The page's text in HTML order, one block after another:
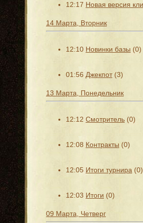
12:17 Новая версия
14 Марта, Вторник
12:10 Новинки базы (0)
01:56 Джекпот (3)
13 Марта, Понедельник
12:12 Смотритель (0)
12:08 Контракты (0)
12:05 Итоги турнира (0)
12:03 Итоги (0)
09 Марта, Четверг